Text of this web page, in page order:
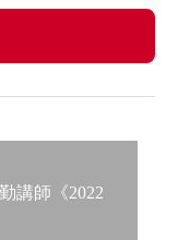
講師《2022